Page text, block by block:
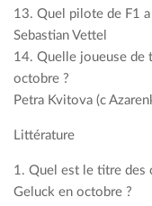
13. Quel pilote de F1 a
Sebastian Vettel
14. Quelle joueuse de
octobre ?
Petra Kvitova (c
Littérature
1. Quel est le titre des
Geluck en octobre ?